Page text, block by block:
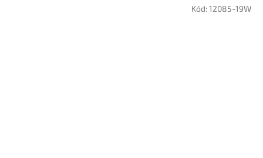
Kód:12085-19W